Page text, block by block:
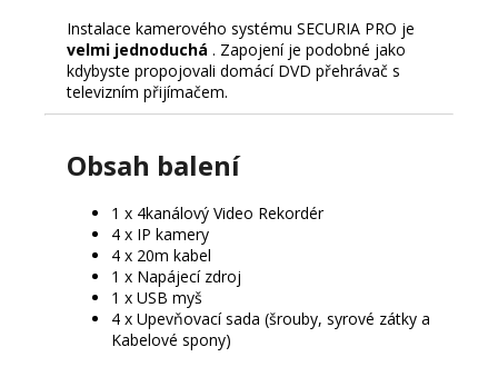
Instalace kamerového systému SECURIA PRO je
velmi jednoduchá . Zapojení je podobné jako
kdybyste propojovali domácí DVD přehrávač s
televizním přijímačem.
Obsah balení
1 x 4kanálový Video Rekordér
4 x IP kamery
4 x 20m kabel
1 x Napájecí zdroj
1 x USB myš
4 x Upevňovací sada (šrouby, syrové zátky a
Kabelové spony)